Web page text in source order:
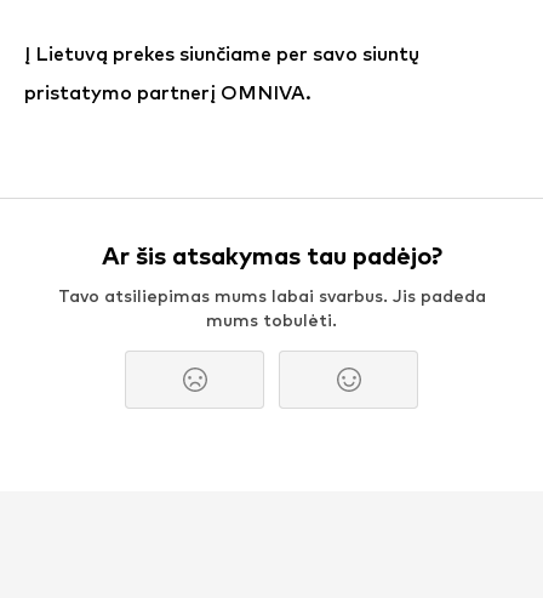
Į Lietuvą prekes siunčiame per savo siuntų
pristatymo partnerį OMNIVA.
Ar šis atsakymas tau padėjo?
Tavo atsiliepimas mums labai svarbus. Jis padeda
mums tobulėti.